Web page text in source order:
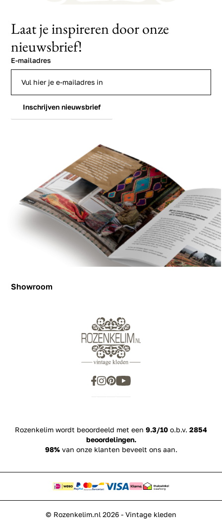
Showroom
Laat je inspireren door onze
nieuwsbrief!
E-mailadres
Inschrijven nieuwsbrief
Rozenkelim wordt beoordeeld met een 9.3/10 o.b.v. 2854
beoordelingen.
98%van onze klanten beveelt ons aan.
© Rozenkelim.nl 2026 - Vintage kleden